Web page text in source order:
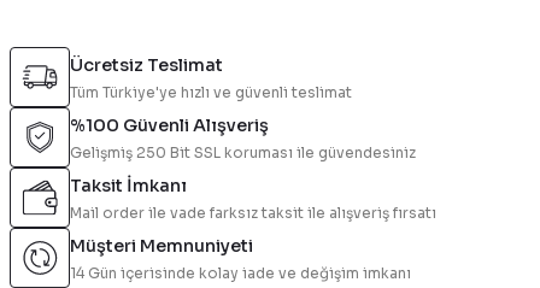
konularda yetersiz gördüğünüz noktaları öneri formunu
kullanarak tarafımıza iletebilirsiniz.
Görüş ve önerileriniz için teşekkür ederiz.
Ürün resmi kalitesiz, bozuk veya görüntülenemiyor.
Ürün açıklamasında eksik bilgiler bulunuyor.
Ürün bilgilerinde hatalar bulunuyor.
Ürün fiyatı diğer sitelerden daha pahalı.
Ücretsiz Teslimat
Tüm Türkiye'ye hızlı ve güvenli teslimat
%100 Güvenli Alışveriş
Gelişmiş 250 Bit SSL koruması ile güvendesiniz
Taksit İmkanı
Mail order ile vade farksız taksit ile alışveriş fırsatı
Müşteri Memnuniyeti
14 Gün içerisinde kolay iade ve değişim imkanı